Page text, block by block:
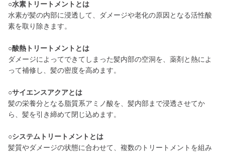
○水素トリートメントとは
水素が髪の内部に浸透して、ダメージや老化の原因となる活性酸
素を取り除きます。
○酸熱トリートメントとは
ダメージによってできてしまった髪内部の空洞を、薬剤と熱によ
って補修し、髪の密度を高めます。
○サイエンスアクアとは
髪の栄養分となる脂質系アミノ酸を、髪内部まで浸透させてか
ら、髪を引き締めて閉じ込めます。
○システムトリートメントとは
髪質やダメージの状態に合わせて、複数のトリートメントを組み